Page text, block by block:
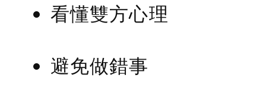
看懂雙方心理
避免做錯事